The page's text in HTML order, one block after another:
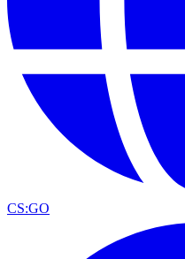
CS:GO